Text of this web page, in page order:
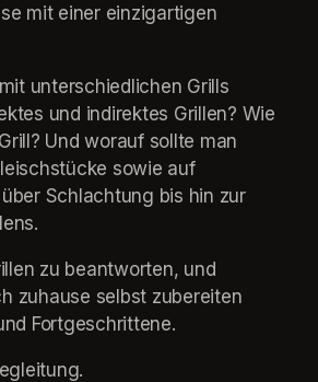
mit einer einzigartigen
unterschiedlichen Grills
und indirektes Grillen? Wie
Und worauf sollte man
sowie auf
Schlachtung bis hin zur
zu beantworten, und
zuhause selbst zubereiten
Fortgeschrittene.